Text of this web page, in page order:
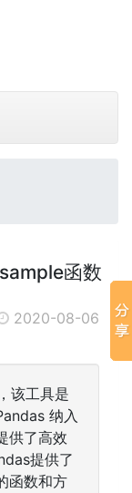
函数
2020-08-06
该工具是
纳入
供了高效
提供了
函数和方